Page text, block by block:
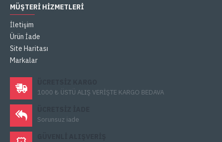
MÜŞTERI HIZMETLERI
İletişim
Ürün İade
Site Haritası
Markalar
1000 ₺ ÜSTÜ ALIŞ VERİŞTE KARGO BEDAVA
Sorunsuz iade